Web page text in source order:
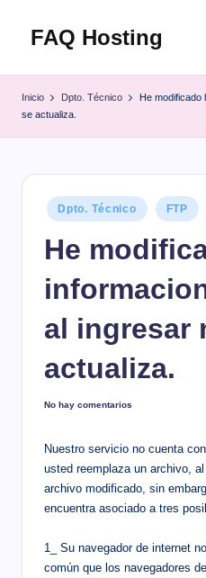
FAQ Hosting
Inicio Dpto. Técnico
He modificado
se actualiza.
Publicado
en
Dpto. Técnico FTP
He
al ingresar
actualiza.
No hay comentarios
Nuestro servicio no cuenta
usted reemplaza un archivo,
archivo modificado, sin
encuentra asociado a tres
1_ Su navegador de internet
común que los navegadores